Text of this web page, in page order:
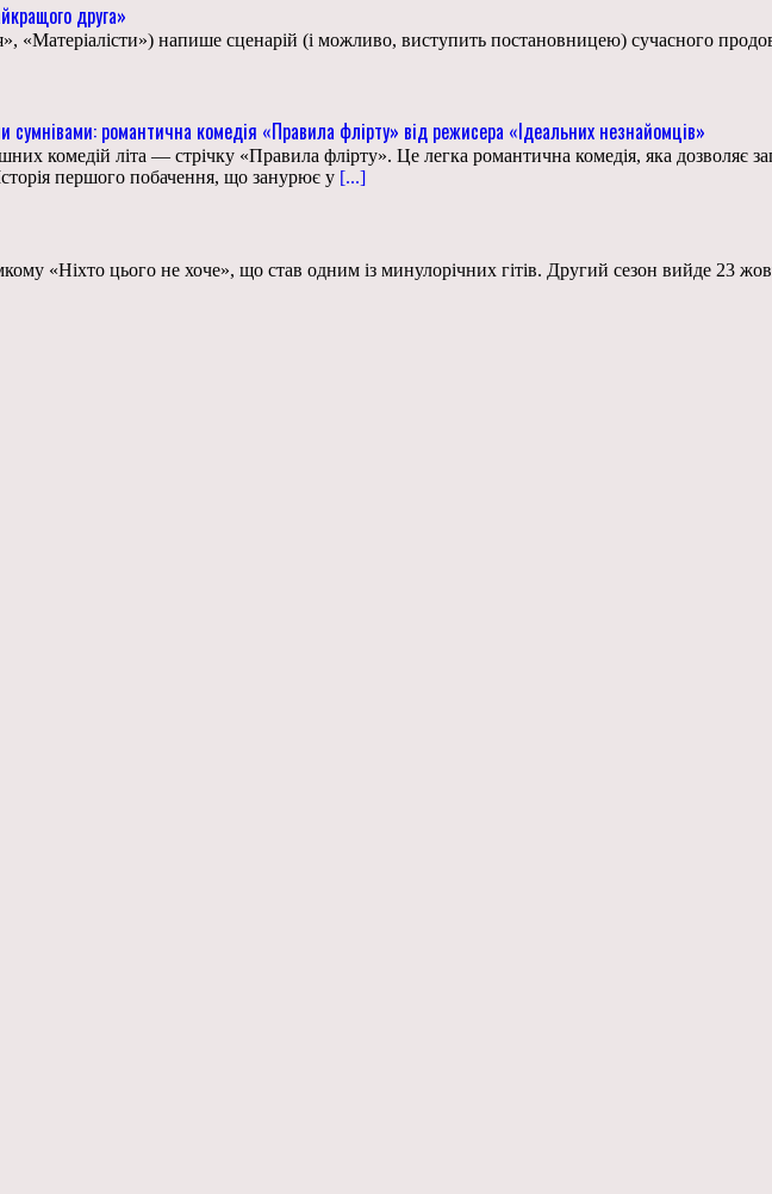
друга»
напише сценарій (і можливо, виступить постановницею) сучасного
сумнівами: романтична комедія «Правила флірту» від режисера «Ідеальних незнайомців»
комедій літа — стрічку «Правила флірту». Це легка романтична комедія, яка дозволяє
першого побачення, що занурює у [...]
«Ніхто цього не хоче», що став одним із минулорічних гітів. Другий сезон вийде 23